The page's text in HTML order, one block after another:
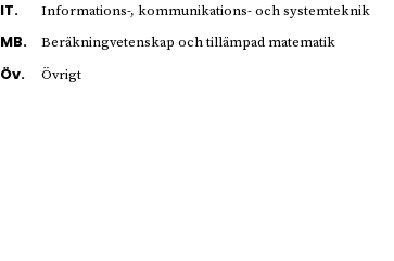
IT. Informations-, kommunikations- och systemteknik
MB. Beräkningvetenskap och tillämpad matematik
Öv. Övrigt